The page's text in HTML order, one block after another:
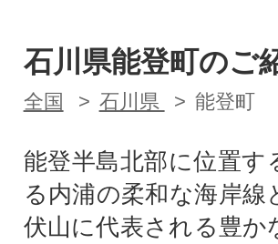
石川県能登町のご
全国 石川県 能登町
能登半島北部に位置
る内浦の柔和な海岸
伏山に代表される豊